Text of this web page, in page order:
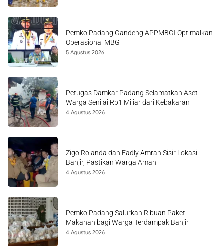
Pemko Padang Gandeng APPMBGI Optimalkan
Operasional MBG
5 Agustus 2026
Petugas Damkar Padang Selamatkan Aset
Warga Senilai Rp1 Miliar dari Kebakaran
4 Agustus 2026
Zigo Rolanda dan Fadly Amran Sisir Lokasi
Banjir, Pastikan Warga Aman
4 Agustus 2026
Pemko Padang Salurkan Ribuan Paket
Makanan bagi Warga Terdampak Banjir
4 Agustus 2026